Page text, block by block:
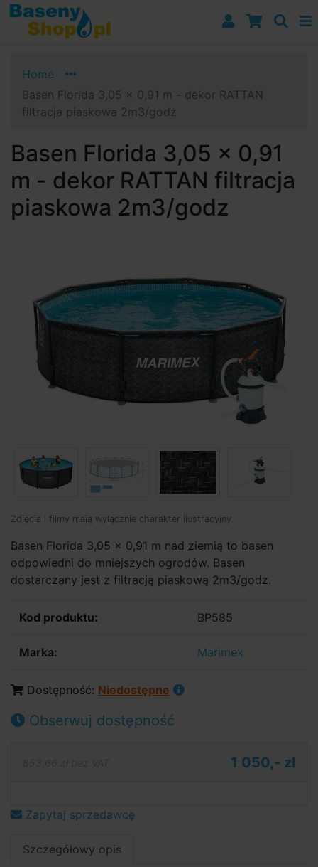
Przejdź do nawigacji
Przejdź do treści
Przejdź do paska bocznego
Home
Basen Florida 3,05 x 0,91 m - dekor RATTAN
filtracja piaskowa 2m3/godz
Basen Florida 3,05 x 0,91
m - dekor RATTAN filtracja
piaskowa 2m3/godz
Zdjęcia i filmy mają wyłącznie charakter ilustracyjny.
Basen Florida 3,05 x 0,91 m nad ziemią to basen
odpowiedni do mniejszych ogrodów. Basen
dostarczany jest z filtracją piaskową 2m3/godz.
Kod produktu: BP585
Marka: Marimex
Dostępność: Niedostępne
Obserwuj dostępność
1 050,- zł
Zapytaj sprzedawcę
Szczegółowy opis